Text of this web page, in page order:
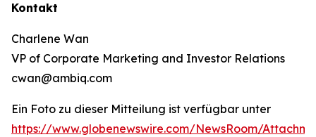
Kontakt
Charlene Wan
VP of Corporate Marketing and Investor Relations
cwan@ambiq.com
Ein Foto zu dieser Mitteilung ist verfügbar unter
https://www.globenewswire.com/NewsRoom/